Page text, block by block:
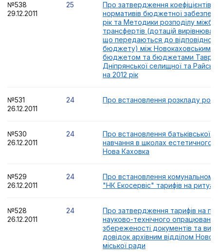
№538
29.12.2011
25
Про затвердження коефіцієнтів
нормативів бюджетної
рік та Методики розподілу
трансфертів (дотацій
що передаються до
бюджету) між Новокаховським
бюджетом та бюджетами
Дніпрянської селищної та
на 2012 рік
№531
26.12.2011
24 Про встановлення розкладу
№530
26.12.2011
24
Про встановлення батьківської
навчання в школах естетичного
Нова Каховка
№529
26.12.2011
24
Про встановлення комунальному
"НК Екосервіс" тарифів на
№528
26.12.2011
24
Про затвердження тарифів на
науково-технічного
збереженості документів та
довідок архівним відділом
міської ради